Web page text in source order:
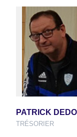
PATRICK
TRÉSORIER